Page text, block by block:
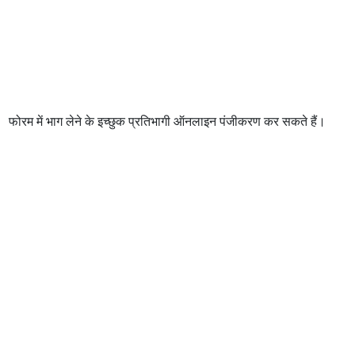
फोरम में भाग लेने के इच्छुक प्रतिभागी ऑनलाइन पंजीकरण कर सकते हैं।